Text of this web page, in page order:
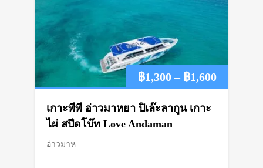
฿1,300 – ฿1,600Price
เกาะพีพี อ่าวมาหยา ปิเล๊ะลากูน เกาะ
ไผ่ สปีดโบ๊ท Love Andaman
อ่าวมาห